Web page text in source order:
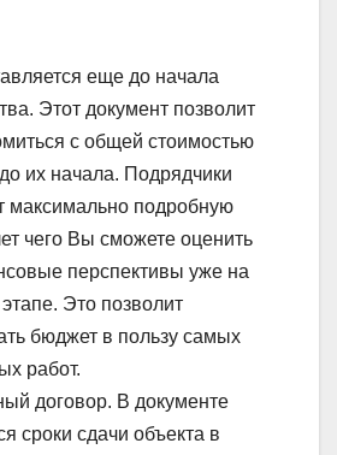
еще до начала
Этот документ позволит
с общей стоимостью
их начала. Подрядчики
максимально подробную
чего Вы сможете оценить
перспективы уже на
Это позволит
бюджет в пользу самых
работ.
договор. В документе
сроки сдачи объекта в